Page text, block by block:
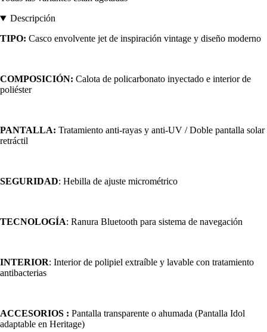
Descripción
TIPO: Casco envolvente jet de inspiración vintage y diseño moderno
COMPOSICIÓN: Calota de policarbonato inyectado e interior de
poliéster
PANTALLA: Tratamiento anti-rayas y anti-UV / Doble pantalla solar
retráctil
SEGURIDAD: Hebilla de ajuste micrométrico
TECNOLOGÍA: Ranura Bluetooth para sistema de navegación
INTERIOR: Interior de polipiel extraíble y lavable con tratamiento
antibacterias
ACCESORIOS : Pantalla transparente o ahumada (Pantalla Idol
adaptable en Heritage)